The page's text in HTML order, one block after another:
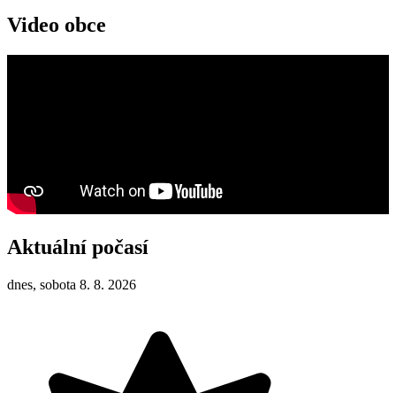
Video obce
Aktuální počasí
dnes, sobota 8. 8. 2026